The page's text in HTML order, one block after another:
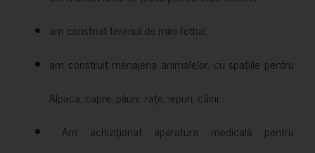
am construit terenul de mini-fotbal;
am construit menajeria animalelor, cu spațiile pentru
Alpaca, capre, păuni, rațe, iepuri, câini;
Am achiziționat aparatura medicală pentru